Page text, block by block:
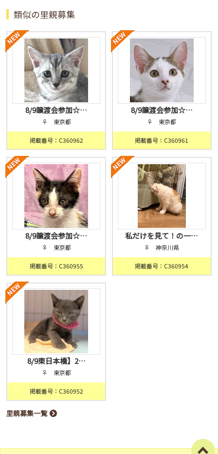
類似の里親募集
8/9譲渡会参加☆…
♀ 東京都
掲載番号：C360962
8/9譲渡会参加☆…
♀ 東京都
掲載番号：C360961
8/9譲渡会参加☆…
♀ 東京都
掲載番号：C360955
私だけを見て！の一…
♀ 神奈川県
掲載番号：C360954
8/9東日本橋】2…
♀ 東京都
掲載番号：C360952
里親募集一覧